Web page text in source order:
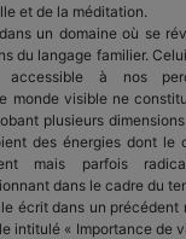
et de la méditation.
un domaine où se
du langage familier.
accessible à nos
monde visible ne
plusieurs
des énergies dont le
mais parfois
dans le cadre du
écrit dans un
intitulé « Importance de